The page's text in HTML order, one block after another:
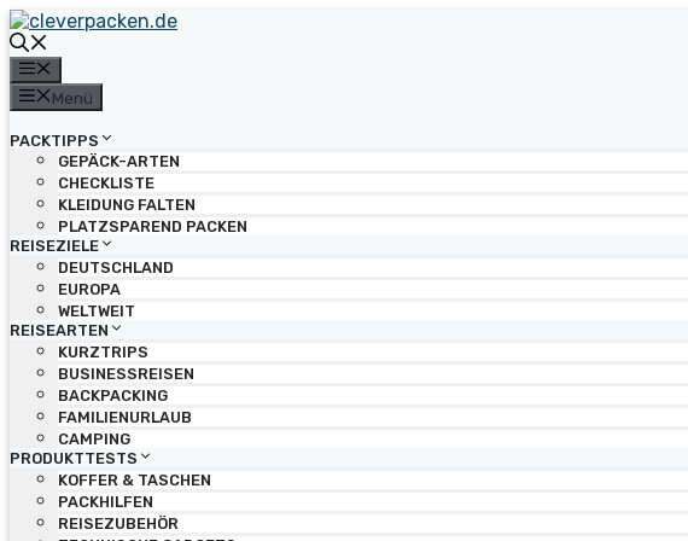
Zum
Inhalt
springen
Menü
PACKTIPPS
GEPÄCK-ARTEN
CHECKLISTE
KLEIDUNG FALTEN
PLATZSPAREND PACKEN
REISEZIELE
DEUTSCHLAND
EUROPA
WELTWEIT
REISEARTEN
KURZTRIPS
BUSINESSREISEN
BACKPACKING
FAMILIENURLAUB
CAMPING
PRODUKTTESTS
KOFFER & TASCHEN
PACKHILFEN
REISEZUBEHÖR